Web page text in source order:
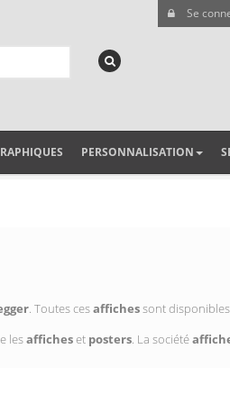
Se
PERSONNALISATION
. Toutes cesaffichessont
lesafficheset posters. La société